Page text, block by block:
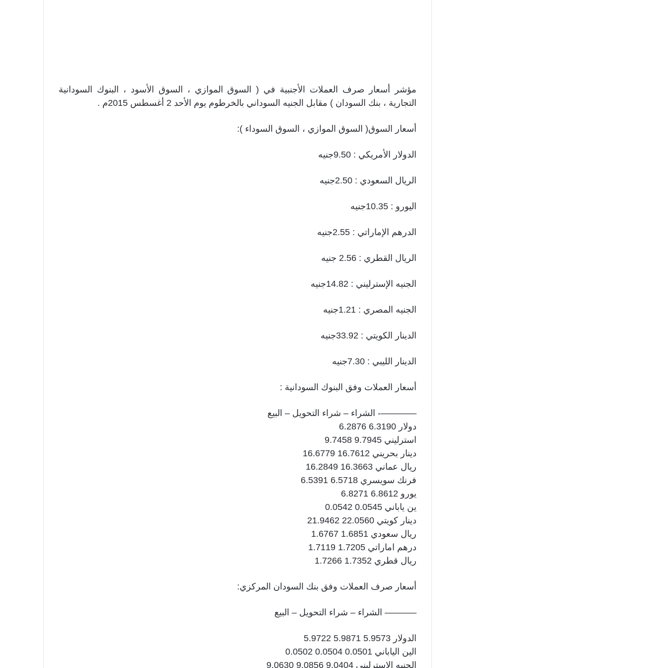
مؤشر أسعار صرف العملات الأجنبية في ( السوق الموازي ، السوق الأسود ، البنوك السودانية
التجارية ، بنك السودان ) مقابل الجنيه السوداني بالخرطوم يوم الأحد 2 أغسطس 2015م .
أسعار السوق( السوق الموازي ، السوق السوداء ):
الدولار الأمريكي : 9.50جنيه
الريال السعودي : 2.50جنيه
اليورو : 10.35جنيه
الدرهم الإماراتي : 2.55جنيه
الريال القطري : 2.56 جنيه
الجنيه الإسترليني : 14.82جنيه
الجنيه المصري : 1.21جنيه
الدينار الكويتي : 33.92جنيه
الدينار الليبي : 7.30جنيه
أسعار العملات وفق البنوك السودانية :
————- الشراء – شراء التحويل – البيع
دولار 6.3190 6.2876
استرليني 9.7945 9.7458
دينار بحريني 16.7612 16.6779
ريال عماني 16.3663 16.2849
فرنك سويسري 6.5718 6.5391
يورو 6.8612 6.8271
ين ياباني 0.0545 0.0542
دينار كويتي 22.0560 21.9462
ريال سعودي 1.6851 1.6767
درهم اماراتي 1.7205 1.7119
ريال قطري 1.7352 1.7266
أسعار صرف العملات وفق بنك السودان المركزي:
———– الشراء – شراء التحويل – البيع
الدولار 5.9573 5.9871 5.9722
الين الياباني 0.0501 0.0504 0.0502
الجنيه الاسترليني 9.0404 9.0856 9.0630